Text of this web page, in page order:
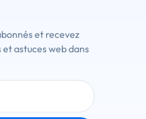
et recevez
astuces web dans